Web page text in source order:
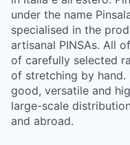
under the name
specialised in the
artisanal PINSAs. All
of carefully selected
of stretching by hand.
good, versatile and
large-scale
and abroad.